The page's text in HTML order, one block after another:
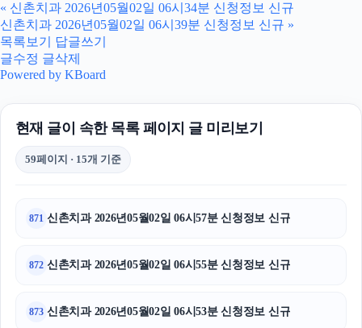
« 신촌치과 2026년05월02일 06시34분 신청정보 신규
신촌치과 2026년05월02일 06시39분 신청정보 신규 »
목록보기
답글쓰기
글수정 글삭제
Powered by KBoard
현재 글이 속한 목록 페이지 글 미리보기
59페이지 · 15개 기준
871 신촌치과 2026년05월02일 06시57분 신청정보 신규
872 신촌치과 2026년05월02일 06시55분 신청정보 신규
873 신촌치과 2026년05월02일 06시53분 신청정보 신규